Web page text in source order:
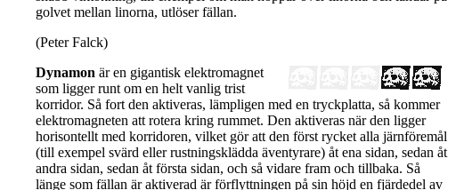
golvet mellan linorna, utlöser fällan.
(Peter Falck)
Dynamon är en gigantisk elektromagnet
som ligger runt om en helt vanlig trist
korridor. Så fort den aktiveras, lämpligen med en tryckplatta, så kommer
elektromagneten att rotera kring rummet. Den aktiveras när den ligger
horisontellt med korridoren, vilket gör att den först rycket alla järnföremål
(till exempel svärd eller rustningsklädda äventyrare) åt ena sidan, sedan åt
andra sidan, sedan åt första sidan, och så vidare fram och tillbaka. Så
länge som fällan är aktiverad är förflyttningen på sin höjd en fjärdedel av